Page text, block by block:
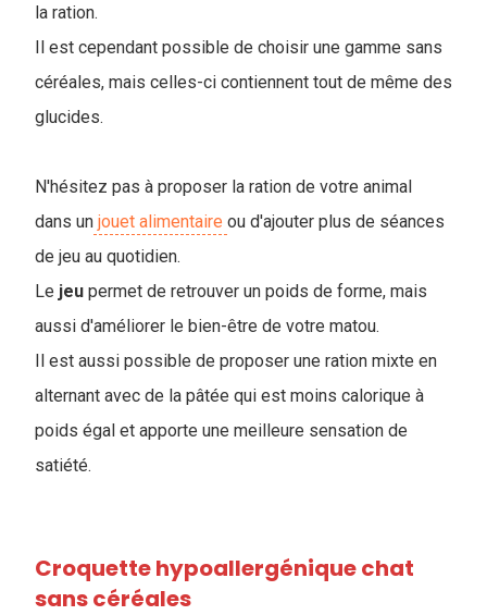
la ration.
Il est cependant possible de choisir une gamme sans
céréales, mais celles-ci contiennent tout de même des
glucides.
N'hésitez pas à proposer la ration de votre animal
dans un jouet alimentaire ou d'ajouter plus de séances
de jeu au quotidien.
Le jeu permet de retrouver un poids de forme, mais
aussi d'améliorer le bien-être de votre matou.
Il est aussi possible de proposer une ration mixte en
alternant avec de la pâtée qui est moins calorique à
poids égal et apporte une meilleure sensation de
satiété.
Croquette hypoallergénique chat
sans céréales